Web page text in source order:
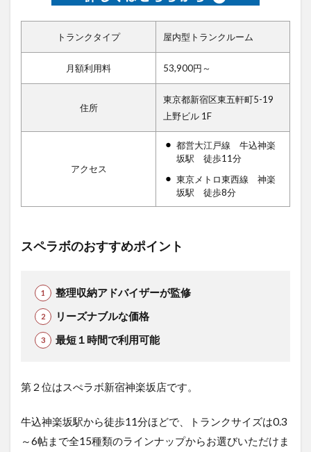
トランクタイプ 屋内型トランクルーム
月額利用料 53,900円～
住所
東京都新宿区東五軒町5-19
上野ビル 1F
アクセス
都営大江戸線 牛込神楽
坂駅 徒歩11分
東京メトロ東西線 神楽
坂駅 徒歩8分
スペラボのおすすめポイント
整理収納アドバイザーが監修
リーズナブルな価格
最短１時間で利用可能
第２位はスぺラボ新宿神楽坂店です。
牛込神楽坂駅から徒歩11分ほどで、トランクサイズは0.3
～6帖まで全15種類のラインナップからお選びいただけま